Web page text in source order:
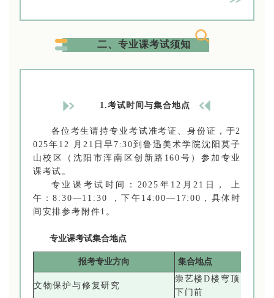
二、专业课考试须知
1.考试时间与集合地点
各位考生请持专业考试准考证、身份证，于2
025年12 月21日早7:30到鲁迅美术学院沈阳莫子
山校区（沈阳市浑南区创新路160号）参加专业
课考试。
专业课考试时间：2025年12月21日， 上
午：8:30—11:30 ，下午14:00—17:00，具体时
间安排参考附件1。
专业课考试集合地点
报考专业方向 集合地点
文物保护与修复研究
崇艺楼D楼穹顶
下门前